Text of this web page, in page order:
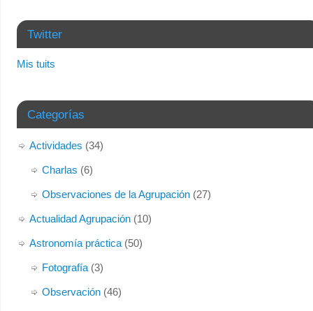
Twitter
Mis tuits
Categorías
Actividades (34)
Charlas (6)
Observaciones de la Agrupación(27)
Actualidad Agrupación(10)
Astronomía práctica(50)
Fotografía(3)
Observación(46)